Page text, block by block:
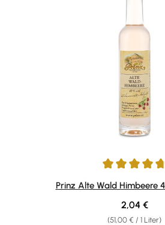
Durchschnittliche Bewertung von
Prinz Alte Wald Himbeere
(51,00 € / 1 Liter)
Regulärer
2,04 €